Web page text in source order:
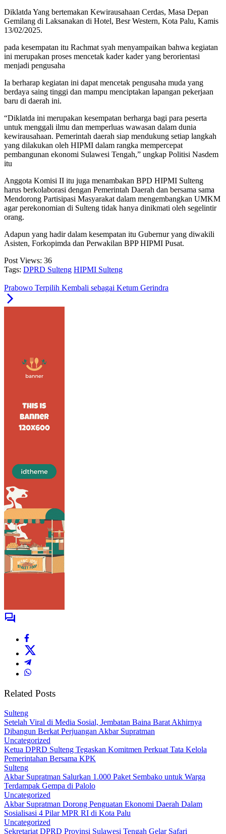
Diklatda Yang bertemakan Kewirausahaan Cerdas, Masa Depan
Gemilang di Laksanakan di Hotel, Besr Western, Kota Palu, Kamis
13/02/2025.
pada kesempatan itu Rachmat syah menyampaikan bahwa kegiatan
ini merupakan proses mencetak kader kader yang berorientasi
menjadi pengusaha
Ia berharap kegiatan ini dapat mencetak pengusaha muda yang
berdaya saing tinggi dan mampu menciptakan lapangan pekerjaan
baru di daerah ini.
“Diklatda ini merupakan kesempatan berharga bagi para peserta
untuk menggali ilmu dan memperluas wawasan dalam dunia
kewirausahaan. Pemerintah daerah siap mendukung setiap langkah
yang dilakukan oleh HIPMI dalam rangka mempercepat
pembangunan ekonomi Sulawesi Tengah,” ungkap Politisi Nasdem
itu
Anggota Komisi II itu juga menambakan BPD HIPMI Sulteng
harus berkolaborasi dengan Pemerintah Daerah dan bersama sama
Mendorong Partisipasi Masyarakat dalam mengembangkan UMKM
agar perekonomian di Sulteng tidak hanya dinikmati oleh segelintir
orang.
Adapun yang hadir dalam kesempatan itu Gubernur yang diwakili
Asisten, Forkopimda dan Perwakilan BPP HIPMI Pusat.
Post Views: 36
Tags: DPRD Sulteng HIPMI Sulteng
Prabowo Terpilih Kembali sebagai Ketum Gerindra
Related Posts
Sulteng
Setelah Viral di Media Sosial, Jembatan Baina Barat Akhirnya
Dibangun Berkat Perjuangan Akbar Supratman
Uncategorized
Ketua DPRD Sulteng Tegaskan Komitmen Perkuat Tata Kelola
Pemerintahan Bersama KPK
Sulteng
Akbar Supratman Salurkan 1.000 Paket Sembako untuk Warga
Terdampak Gempa di Palolo
Uncategorized
Akbar Supratman Dorong Penguatan Ekonomi Daerah Dalam
Sosialisasi 4 Pilar MPR RI di Kota Palu
Uncategorized
Sekretariat DPRD Provinsi Sulawesi Tengah Gelar Safari